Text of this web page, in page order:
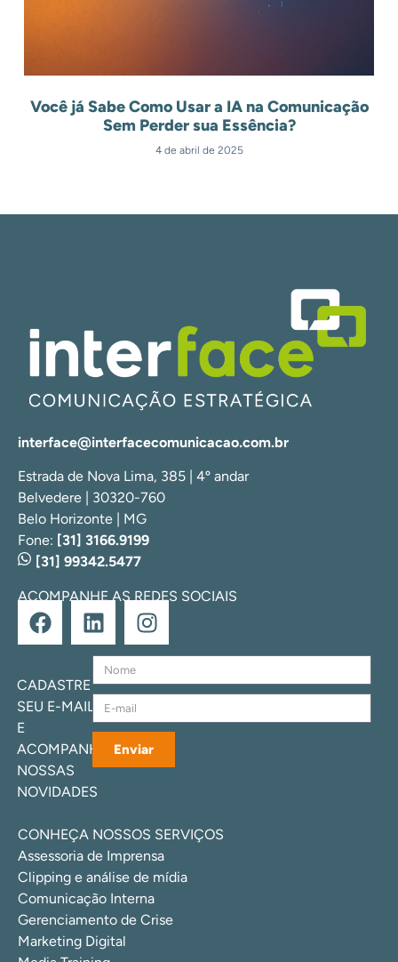
Você já Sabe Como Usar a IA na Comunicação
Sem Perder sua Essência?
4 de abril de 2025
interface@interfacecomunicacao.com.br
Estrada de Nova Lima, 385 | 4º andar
Belvedere | 30320-760
Belo Horizonte | MG
Fone: [31] 3166.9199
[31] 99342.5477
ACOMPANHE AS REDES SOCIAIS
CADASTRE
SEU E-MAIL
E
ACOMPANHE
NOSSAS
NOVIDADES
Enviar
CONHEÇA NOSSOS SERVIÇOS
Assessoria de Imprensa
Clipping e análise de mídia
Comunicação Interna
Gerenciamento de Crise
Marketing Digital